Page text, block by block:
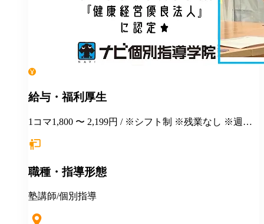
給与・福利厚生
1コマ1,800 〜 2,199円 / ※シフト制 ※残業なし ※週１
等にも別途お支払いします(規定あり) ＊有給休暇あり
度あり⇒グループ会社の割引制度が使えます！ ＊産
あり(社会人講師で月87時間以上の勤務がある方が対
職種・指導形態
塾講師/個別指導